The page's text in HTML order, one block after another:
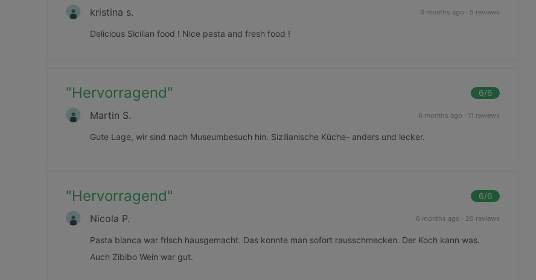
kristina s. 6 months ago · 5 reviews
Delicious Sicilian food ! Nice pasta and fresh food !
"Hervorragend" 6/6
Martin S. 6 months ago · 11 reviews
Gute Lage, wir sind nach Museumbesuch hin. Sizilianische Küche- anders und lecker.
"Hervorragend" 6/6
Nicola P. 6 months ago · 20 reviews
Pasta bianca war frisch hausgemacht. Das konnte man sofort rausschmecken. Der Koch kann was.
Auch Zibibo Wein war gut.